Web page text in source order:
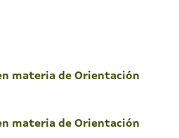
materia de Orientación
materia de Orientación